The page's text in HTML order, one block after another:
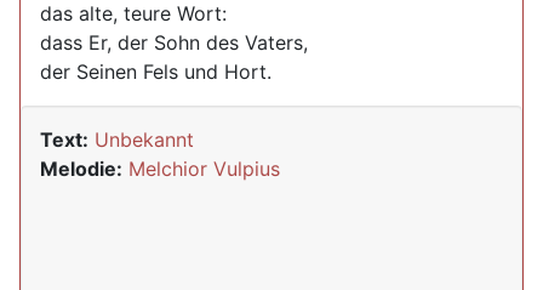
das alte, teure Wort:
dass Er, der Sohn des Vaters,
der Seinen Fels und Hort.
Text: Unbekannt
Melodie: Melchior Vulpius